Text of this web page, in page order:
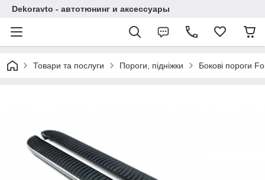
Dekoravto - автотюнинг и аксессуары
Товари та послуги Пороги, підніжки Бокові пороги